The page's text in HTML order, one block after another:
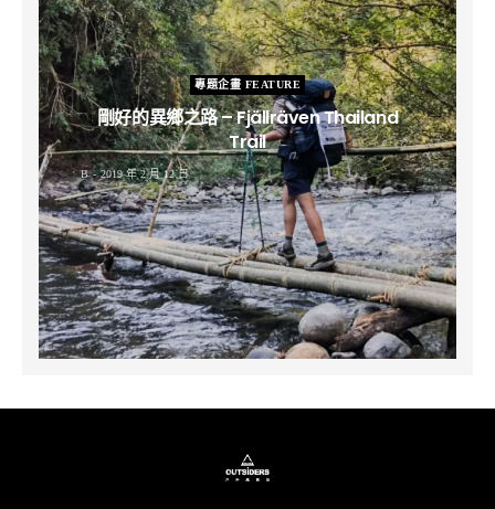
專題企畫 FEATURE
剛好的異鄉之路 – Fjällräven Thailand
Trail
B 2019 年 2 月 12 日